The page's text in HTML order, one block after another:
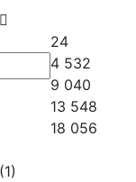
24
4 532
9 040
13 548
18 056
1)